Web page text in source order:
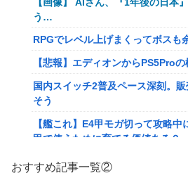
う…
RPGでレベル上げまくってボスも
【悲報】エディオンからPS5Pro
国内スイッチ2普及ペース深刻。
そう
【艦これ】E4甲モガ切って攻略
甲で使うために育てる価値ある？
RPGでレベル上げまくってボスも
おすすめ記事一覧②